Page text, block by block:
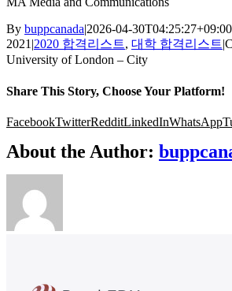
By buppcanada|2026-04-30T04:25:27+09:00
2021|2020 합격리스트, 대학 합격리스트|
University of London – City
Share This Story, Choose Your Platform!
FacebookTwitterRedditLinkedInWhatsApp
About the Author: